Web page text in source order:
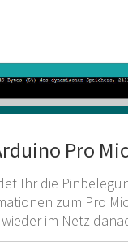
Pro
Ihr die
zum Pro
im Netz